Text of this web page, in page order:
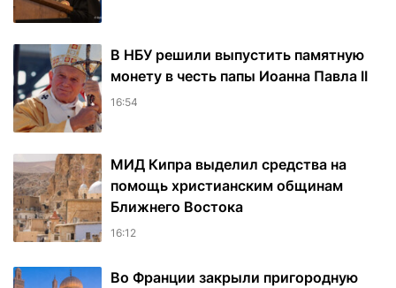
В НБУ решили выпустить памятную
монету в честь папы Иоанна Павла II
16:54
МИД Кипра выделил средства на
помощь христианским общинам
Ближнего Востока
16:12
Во Франции закрыли пригородную